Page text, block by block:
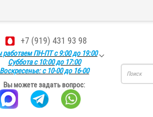
+7 (919) 431 93 98
ПН-ПТ с 9:00 до 19:00
Суббота с 10:00 до 17:00
Воскресенье: с 10-00 до 16-00
Вы можете задать вопрос: